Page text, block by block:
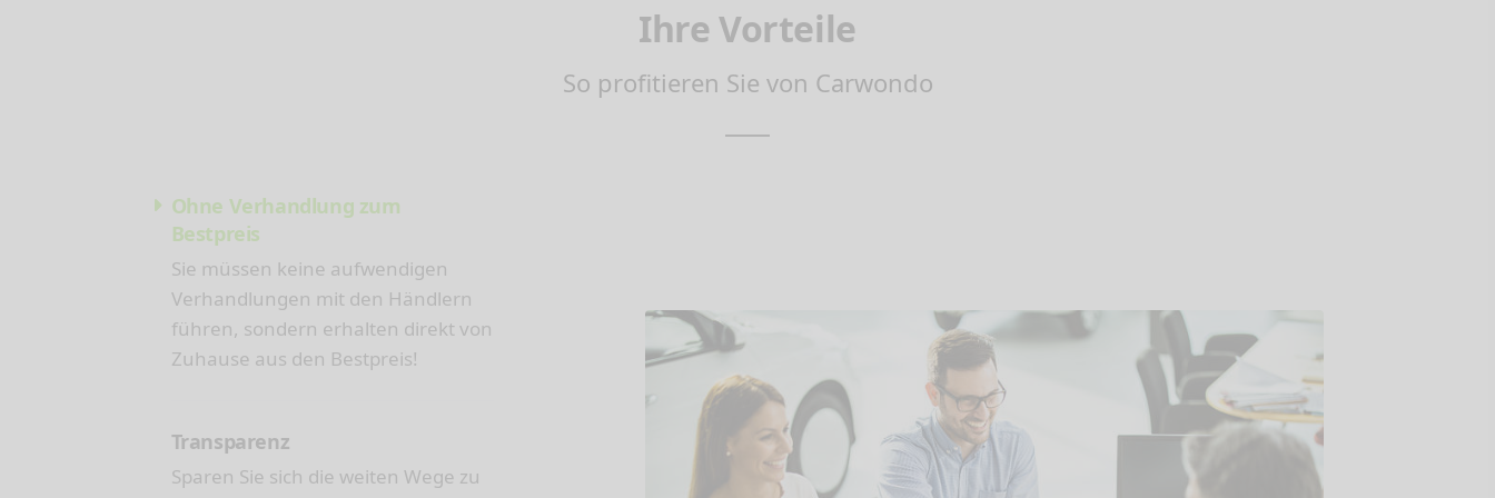
Ihre Vorteile
So profitieren Sie von Carwondo
Ohne Verhandlung zum
Bestpreis
Sie müssen keine aufwendigen
Verhandlungen mit den Händlern
führen, sondern erhalten direkt von
Zuhause aus den Bestpreis!
Transparenz
Sparen Sie sich die weiten Wege zu